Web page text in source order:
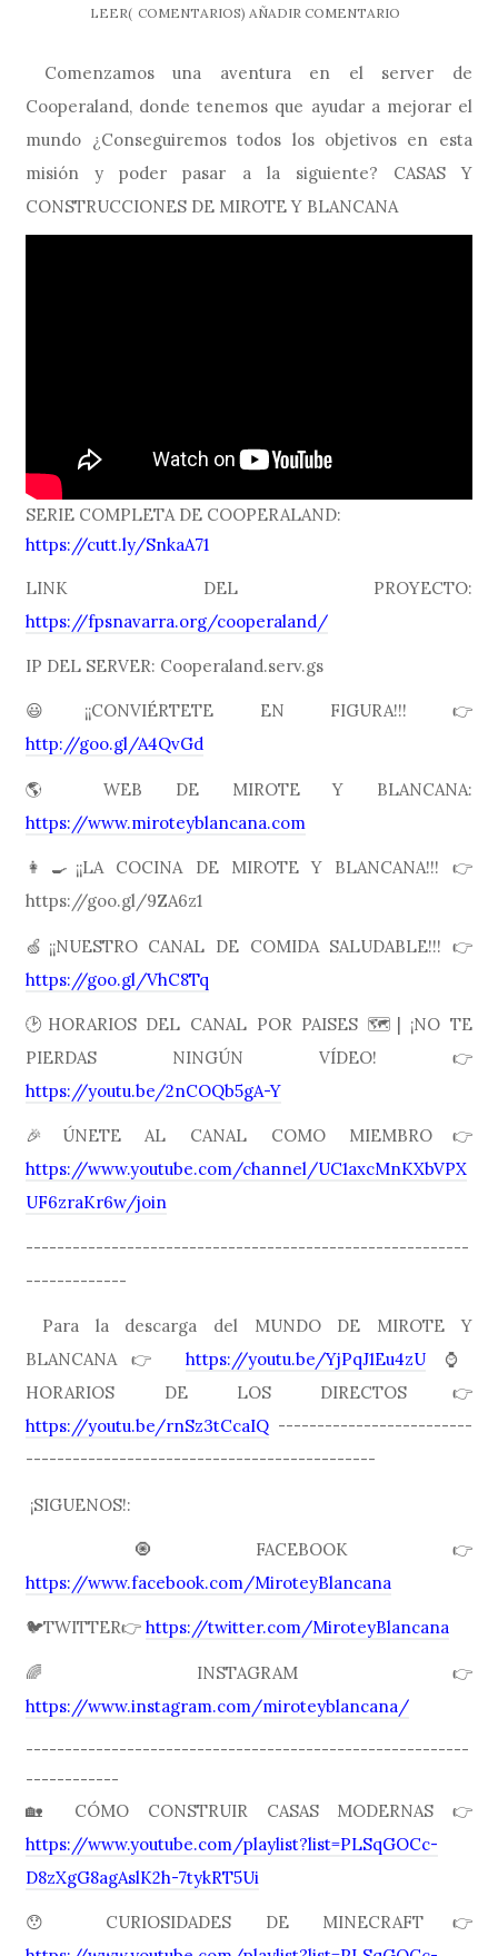
LEER( COMENTARIOS) AÑADIR COMENTARIO
Comenzamos una aventura en el server de
Cooperaland, donde tenemos que ayudar a mejorar el
mundo ¿Conseguiremos todos los objetivos en esta
misión y poder pasar a la siguiente? CASAS Y
CONSTRUCCIONES DE MIROTE Y BLANCANA
SERIE COMPLETA DE COOPERALAND:
https://cutt.ly/SnkaA71
LINK DEL PROYECTO:
https://fpsnavarra.org/cooperaland/
IP DEL SERVER: Cooperaland.serv.gs
😃¡¡CONVIÉRTETE EN FIGURA!!! 👉
http://goo.gl/A4QvGd
🌎 WEB DE MIROTE Y BLANCANA:
https://www.miroteyblancana.com
👩🍳¡¡LA COCINA DE MIROTE Y BLANCANA!!! 👉
https://goo.gl/9ZA6z1
🍏¡¡NUESTRO CANAL DE COMIDA SALUDABLE!!! 👉
https://goo.gl/VhC8Tq
🕑HORARIOS DEL CANAL POR PAISES 🗺| ¡NO TE
PIERDAS NINGÚN VÍDEO! 👉
https://youtu.be/2nCOQb5gA-Y
🎉ÚNETE AL CANAL COMO MIEMBRO👉
https://www.youtube.com/channel/UC1axcMnKXbVPX
UF6zraKr6w/join
---------------------------------------------------------
-------------
Para la descarga del MUNDO DE MIROTE Y
BLANCANA👉 https://youtu.be/YjPqJ1Eu4zU⌚️
HORARIOS DE LOS DIRECTOS👉
https://youtu.be/rnSz3tCcaIQ -------------------------
---------------------------------------------
¡SIGUENOS!:
🧿FACEBOOK👉
https://www.facebook.com/MiroteyBlancana
🐦TWITTER👉https://twitter.com/MiroteyBlancana
🌈INSTAGRAM👉
https://www.instagram.com/miroteyblancana/
---------------------------------------------------------
------------
🏡 CÓMO CONSTRUIR CASAS MODERNAS 👉
https://www.youtube.com/playlist?list=PLSqGOCc-
D8zXgG8agAslK2h-7tykRT5Ui
😯 CURIOSIDADES DE MINECRAFT👉